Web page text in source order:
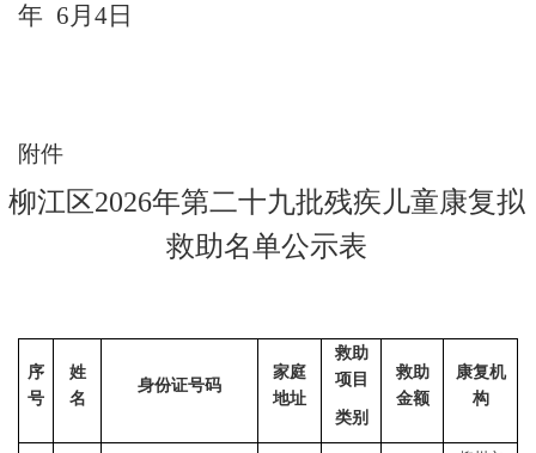
年 6月 4日
附件
柳江区2026年第二十九批残疾儿童康复拟
救助名单公示表
序
号
姓
名
身份证号码
家庭
地址
救助
项目
类别
救助
金额
康复机
构